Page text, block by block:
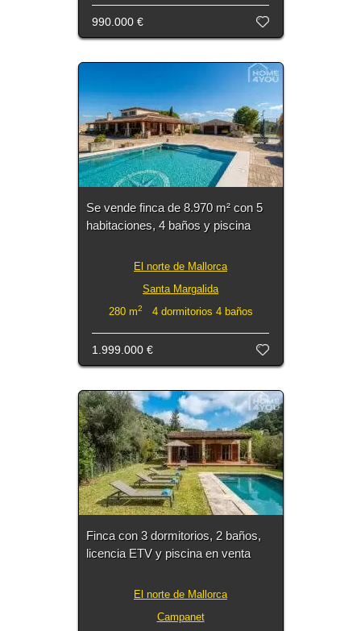
990.000 €
Se vende finca de 8.970 m² con 5
habitaciones, 4 baños y piscina
El norte de Mallorca
Santa Margalida
280 m2 4 dormitorios 4 baños
1.999.000 €
Finca con 3 dormitorios, 2 baños,
licencia ETV y piscina en venta
El norte de Mallorca
Campanet